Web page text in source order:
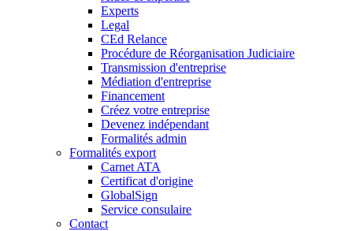
Experts
Legal
CEd Relance
Procédure de Réorganisation Judiciaire
Transmission d'entreprise
Médiation d'entreprise
Financement
Créez votre entreprise
Devenez indépendant
Formalités admin
Formalités export
Carnet ATA
Certificat d'origine
GlobalSign
Service consulaire
Contact